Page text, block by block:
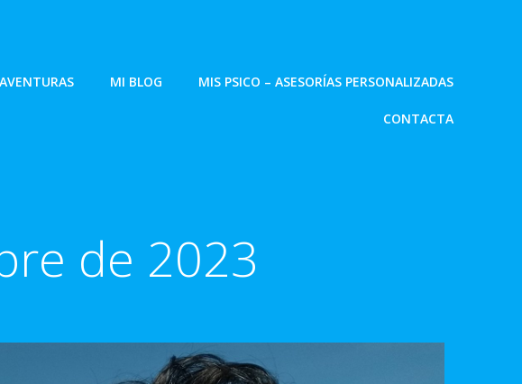
MI BLOG MIS PSICO – ASESORÍAS PERSONALIZADAS
CONTACTA
de 2023